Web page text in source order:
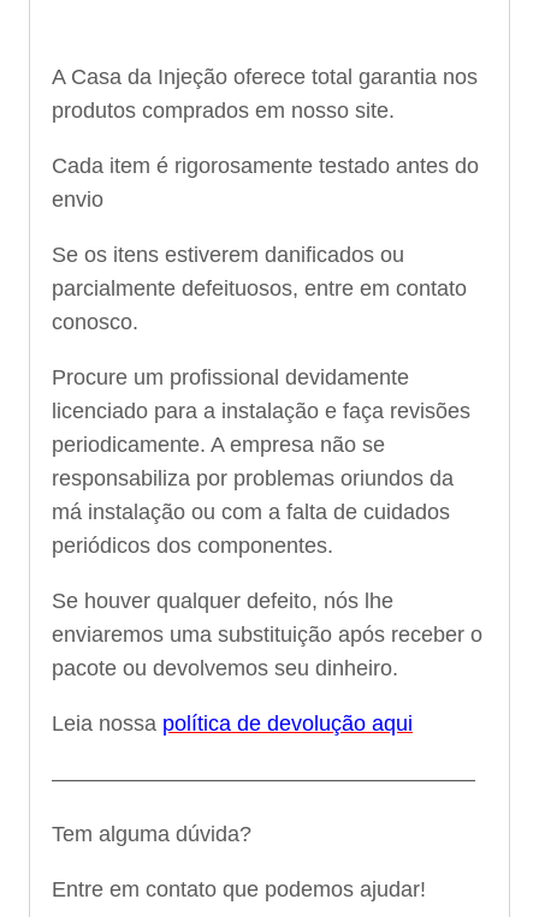
A Casa da Injeção oferece total garantia nos
produtos comprados em nosso site.
Cada item é rigorosamente testado antes do
envio
Se os itens estiverem danificados ou
parcialmente defeituosos, entre em contato
conosco.
Procure um profissional devidamente
licenciado para a instalação e faça revisões
periodicamente. A empresa não se
responsabiliza por problemas oriundos da
má instalação ou com a falta de cuidados
periódicos dos componentes.
Se houver qualquer defeito, nós lhe
enviaremos uma substituição após receber o
pacote ou devolvemos seu dinheiro.
Leia nossa política de devolução aqui
———————————————————–
Tem alguma dúvida?
Entre em contato que podemos ajudar!